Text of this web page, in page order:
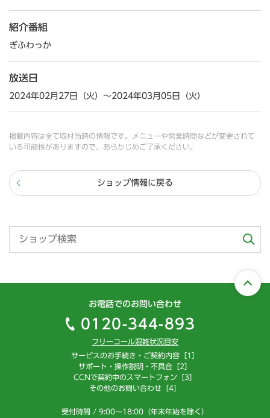
紹介番組
ぎふわっか
放送日
2024年02月27日（火）～2024年03月05日（火）
掲載内容は全て取材当時の情報です。メニューや営業時間などが変更されて
いる可能性がありますので、あらかじめご了承ください。
ショップ情報に戻る
お電話でのお問い合わせ
0120-344-893
フリーコール混雑状況目安
サービスのお手続き・ご契約内容［1］
サポート・操作説明・不具合［2］
CCNで契約中のスマートフォン［3］
その他のお問い合わせ［4］
受付時間 / 9:00～18:00（年末年始を除く）